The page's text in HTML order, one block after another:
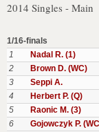
2014 Singles - Main
1/16-finals
1
Nadal R. (1)
2
Brown D. (WC)
3
Seppi A.
4
Herbert P. (Q)
5
Raonic M. (3)
6
Gojowczyk P.